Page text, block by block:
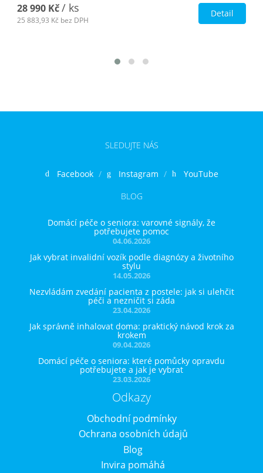
28 990 Kč/ ks
25 883,93 Kč bez DPH
Detail
SLEDUJTE NÁS
Facebook Instagram
YouTube
BLOG
04.06.2026
Domácí péče o seniora: varovné signály, že
potřebujete pomoc
14.05.2026
Jak vybrat invalidní vozík podle diagnózy a životního
stylu
23.04.2026
Nezvládám zvedání pacienta z postele: jak si ulehčit
péči a nezničit si záda
09.04.2026
Jak správně inhalovat doma: praktický návod krok za
krokem
23.03.2026
Domácí péče o seniora: které pomůcky opravdu
potřebujete a jak je vybrat
Odkazy
Obchodní podmínky
Ochrana osobních údajů
Blog
Invira pomáhá